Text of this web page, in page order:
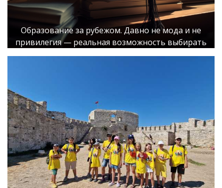
Образование за рубежом. Давно не мода и не
привилегия — реальная возможность выбирать